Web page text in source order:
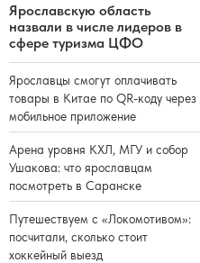
Ярославскую область
назвали в числе лидеров в
сфере туризма ЦФО
Ярославцы смогут оплачивать
товары в Китае по QR-коду через
мобильное приложение
Арена уровня КХЛ, МГУ и собор
Ушакова: что ярославцам
посмотреть в Саранске
Путешествуем с «Локомотивом»:
посчитали, сколько стоит
хоккейный выезд